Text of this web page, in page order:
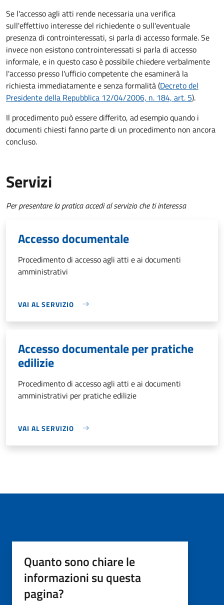
Se l'accesso agli atti rende necessaria una verifica
sull'effettivo interesse del richiedente o sull'eventuale
presenza di controinteressati, si parla di accesso formale. Se
invece non esistono controinteressati si parla di accesso
informale, e in questo caso è possibile chiedere verbalmente
l'accesso presso l'ufficio competente che esaminerà la
richiesta immediatamente e senza formalità (Decreto del
Presidente della Repubblica 12/04/2006, n. 184, art. 5).
Il procedimento può essere differito, ad esempio quando i
documenti chiesti fanno parte di un procedimento non ancora
concluso.
Servizi
Per presentare la pratica accedi al servizio che ti interessa
Accesso documentale
Procedimento di accesso agli atti e ai documenti
amministrativi
VAI AL SERVIZIO
Accesso documentale per pratiche
edilizie
Procedimento di accesso agli atti e ai documenti
amministrativi per pratiche edilizie
VAI AL SERVIZIO
Quanto sono chiare le
informazioni su questa
pagina?